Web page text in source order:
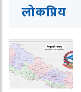
लोकप्रिय